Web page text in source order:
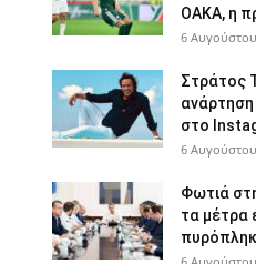
ΟΑΚΑ, η
6
Στράτος
ανάρτηση
στο
6
Φωτιά
τα μέτρα